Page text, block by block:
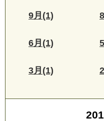
9月(1)
6月(1)
3月(1)